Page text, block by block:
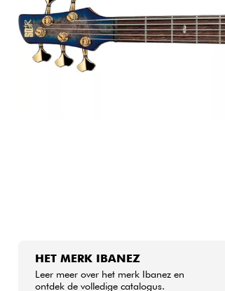
HiFi
HET MERK IBANEZ
Leer meer over het merk Ibanez en
ontdek de volledige catalogus.